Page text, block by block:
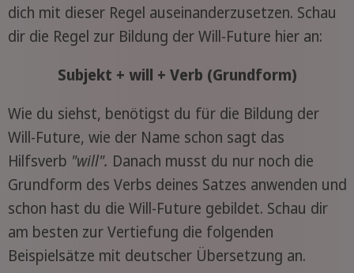
dich mit dieser Regel auseinanderzusetzen. Schau
dir die Regel zur Bildung der Will-Future hier an:
Subjekt + will + Verb (Grundform)
Wie du siehst, benötigst du für die Bildung der
Will-Future, wie der Name schon sagt das
Hilfsverb "will". Danach musst du nur noch die
Grundform des Verbs deines Satzes anwenden und
schon hast du die Will-Future gebildet. Schau dir
am besten zur Vertiefung die folgenden
Beispielsätze mit deutscher Übersetzung an.